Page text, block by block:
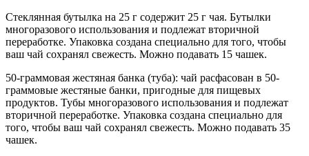
Стеклянная бутылка на 25 г содержит 25 г чая. Бутылки
многоразового использования и подлежат вторичной
переработке. Упаковка создана специально для того, чтобы
ваш чай сохранял свежесть. Можно подавать 15 чашек.
50-граммовая жестяная банка (туба): чай расфасован в 50-
граммовые жестяные банки, пригодные для пищевых
продуктов. Тубы многоразового использования и подлежат
вторичной переработке. Упаковка создана специально для
того, чтобы ваш чай сохранял свежесть. Можно подавать 35
чашек.